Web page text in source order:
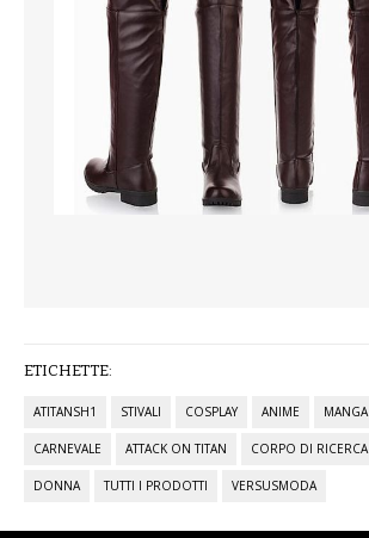
SCARPE
TAGLIE FORTI
TUTE PANTALONI
CARNEVALE
CERIMONIA
GIACCHE E CAPPOTTI
ETICHETTE:
ATITANSH1 STIVALI COSPLAY ANIME MANGA
CARNEVALE ATTACK ON TITAN CORPO DI RICERCA
DONNA TUTTI I PRODOTTI VERSUSMODA